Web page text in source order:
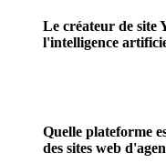
Le créateur de site
l'intelligence
Quelle plateforme
des sites web